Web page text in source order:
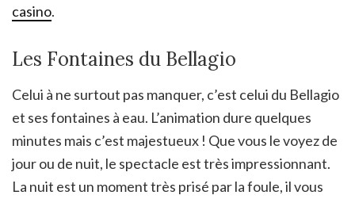
casino.
Les Fontaines du Bellagio
Celui à ne surtout pas manquer, c’est celui du Bellagio
et ses fontaines à eau. L’animation dure quelques
minutes mais c’est majestueux ! Que vous le voyez de
jour ou de nuit, le spectacle est très impressionnant.
La nuit est un moment très prisé par la foule, il vous